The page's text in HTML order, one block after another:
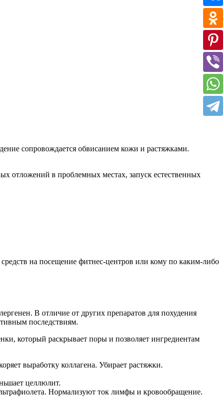
сопровождается обвисанием кожи и растяжками.
отложений в проблемных местах, запуск естественных
на посещение фитнес-центров или кому по каким-либо
В отличие от других препаратов для похудения
последствиям.
который раскрывает поры и позволяет ингредиентам
выработку коллагена. Убирает растяжки.
целлюлит.
Нормализуют ток лимфы и кровообращение.